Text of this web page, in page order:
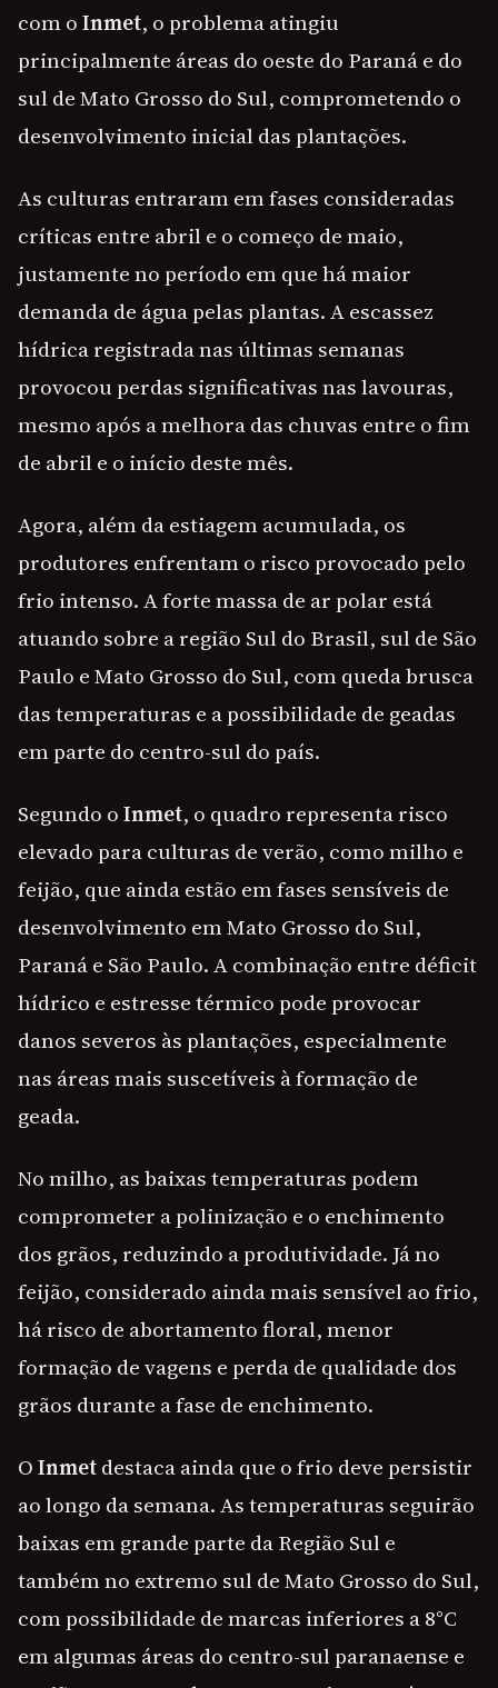
com oInmet, o problema atingiu
principalmente áreas do oeste do Paraná e do
sul de Mato Grosso do Sul, comprometendo o
desenvolvimento inicial das plantações.
As culturas entraram em fases consideradas
críticas entre abril e o começo de maio,
justamente no período em que há maior
demanda de água pelas plantas. A escassez
hídrica registrada nas últimas semanas
provocou perdas significativas nas lavouras,
mesmo após a melhora das chuvas entre o fim
de abril e o início deste mês.
Agora, além da estiagem acumulada, os
produtores enfrentam o risco provocado pelo
frio intenso. A forte massa de ar polar está
atuando sobre a região Sul do Brasil, sul de São
Paulo e Mato Grosso do Sul, com queda brusca
das temperaturas e a possibilidade de geadas
em parte do centro-sul do país.
Segundo oInmet, o quadro representa risco
elevado para culturas de verão, como milho e
feijão, que ainda estão em fases sensíveis de
desenvolvimento em Mato Grosso do Sul,
Paraná e São Paulo. A combinação entre déficit
hídrico e estresse térmico pode provocar
danos severos às plantações, especialmente
nas áreas mais suscetíveis à formação de
geada.
No milho, as baixas temperaturas podem
comprometer a polinização e o enchimento
dos grãos, reduzindo a produtividade. Já no
feijão, considerado ainda mais sensível ao frio,
há risco de abortamento floral, menor
formação de vagens e perda de qualidade dos
grãos durante a fase de enchimento.
OInmetdestaca ainda que o frio deve persistir
ao longo da semana. As temperaturas seguirão
baixas em grande parte da Região Sul e
também no extremo sul de Mato Grosso do Sul,
com possibilidade de marcas inferiores a 8°C
em algumas áreas do centro-sul paranaense e